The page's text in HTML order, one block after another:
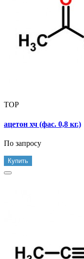
TOP
ацетон хч (фас. 0,8 кг.)
По запросу
Купить